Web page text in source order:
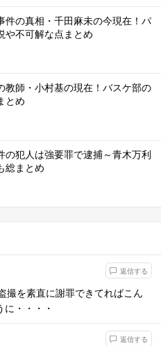
件の真相・千田麻未の今現在！パ
や不可解な点まとめ
教師・小村基の現在！バスケ部の
とめ
の犯人は強要罪で逮捕～青木万利
総まとめ
返信する
撮を素直に謝罪できてればこん
・・・・
返信する